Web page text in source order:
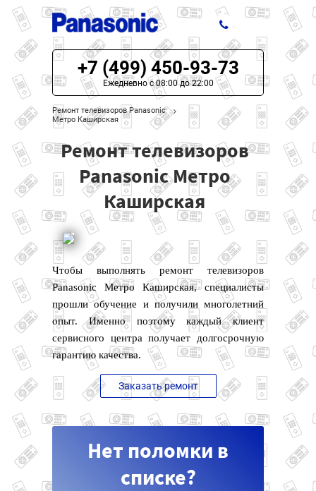
ЦЕНЫ НА РЕМОНТ
О СЕРВИСЕ
МОДЕЛИ PANASONIC
НАШИ КОНТАКТЫ
+7 (499) 450-93-73
Ежедневно с 08:00 до 22:00
Ремонт телевизоров Panasonic
Метро Каширская
Ремонт телевизоров
Panasonic Метро
Каширская
Чтобы выполнять ремонт телевизоров
Panasonic Метро Каширская, специалисты
прошли обучение и получили многолетний
опыт. Именно поэтому каждый клиент
сервисного центра получает долгосрочную
гарантию качества.
Заказать ремонт
Нет поломки в
списке?